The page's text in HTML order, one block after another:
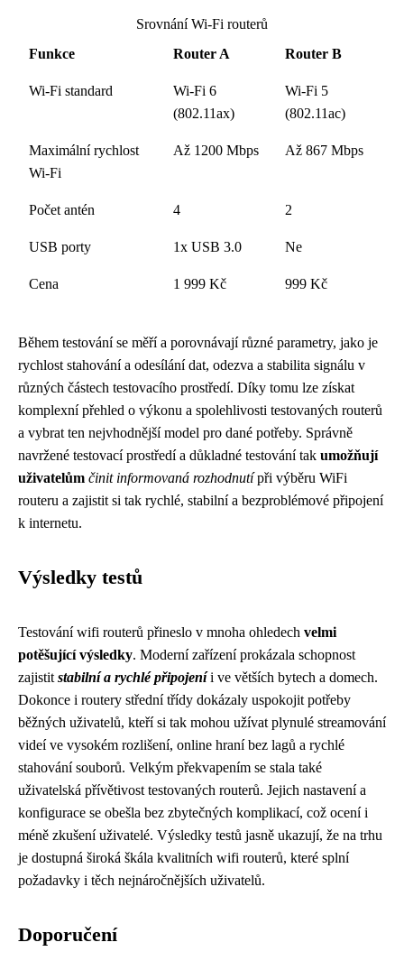
Srovnání Wi-Fi routerů
Funkce
Router A Router B
Wi-Fi standard
Wi-Fi 6
(802.11ax)
Wi-Fi 5
(802.11ac)
Maximální rychlost
Wi-Fi
Až 1200 Mbps Až 867 Mbps
Počet antén 4 2
USB porty 1x USB 3.0 Ne
Cena 1 999 Kč 999 Kč
Během testování se měří a porovnávají různé parametry, jako je
rychlost stahování a odesílání dat, odezva a stabilita signálu v
různých částech testovacího prostředí. Díky tomu lze získat
komplexní přehled o výkonu a spolehlivosti testovaných routerů
a vybrat ten nejvhodnější model pro dané potřeby. Správně
navržené testovací prostředí a důkladné testování tak umožňují
uživatelům činit informovaná rozhodnutípři výběru WiFi
routeru a zajistit si tak rychlé, stabilní a bezproblémové připojení
k internetu.
Výsledky testů
Testování wifi routerů přineslo v mnoha ohledech velmi
potěšující výsledky. Moderní zařízení prokázala schopnost
zajistit stabilní a rychlé připojeníi ve větších bytech a domech.
Dokonce i routery střední třídy dokázaly uspokojit potřeby
běžných uživatelů, kteří si tak mohou užívat plynulé streamování
videí ve vysokém rozlišení, online hraní bez lagů a rychlé
stahování souborů. Velkým překvapením se stala také
uživatelská přívětivost testovaných routerů. Jejich nastavení a
konfigurace se obešla bez zbytečných komplikací, což ocení i
méně zkušení uživatelé. Výsledky testů jasně ukazují, že na trhu
je dostupná široká škála kvalitních wifi routerů, které splní
požadavky i těch nejnáročnějších uživatelů.
Doporučení